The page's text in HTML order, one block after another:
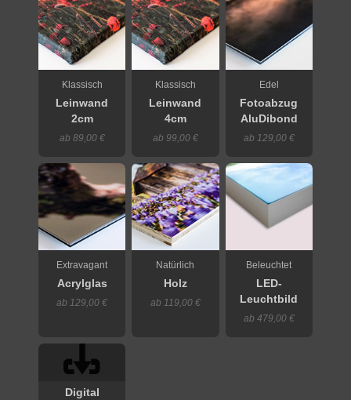
Klassisch
Leinwand
2cm
ab 89,00 €
Klassisch
Leinwand
4cm
ab 99,00 €
Edel
Fotoabzug
AluDibond
ab 129,00 €
Extravagant
Acrylglas
ab 129,00 €
Natürlich
Holz
ab 119,00 €
Beleuchtet
LED-
Leuchtbild
ab 479,00 €
Digital